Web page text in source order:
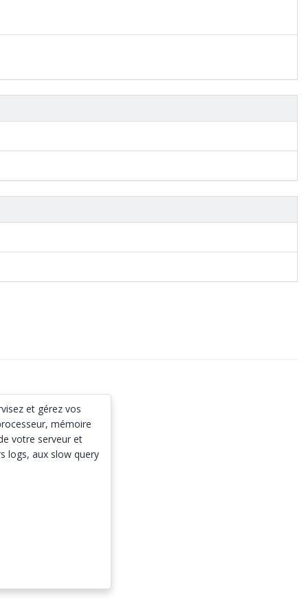
et gérez vos
mémoire
votre serveur et
logs, aux slow query